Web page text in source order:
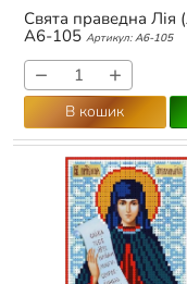
Свята праведна Лія
А6-105 Артикул: А6-105
− +
В кошик